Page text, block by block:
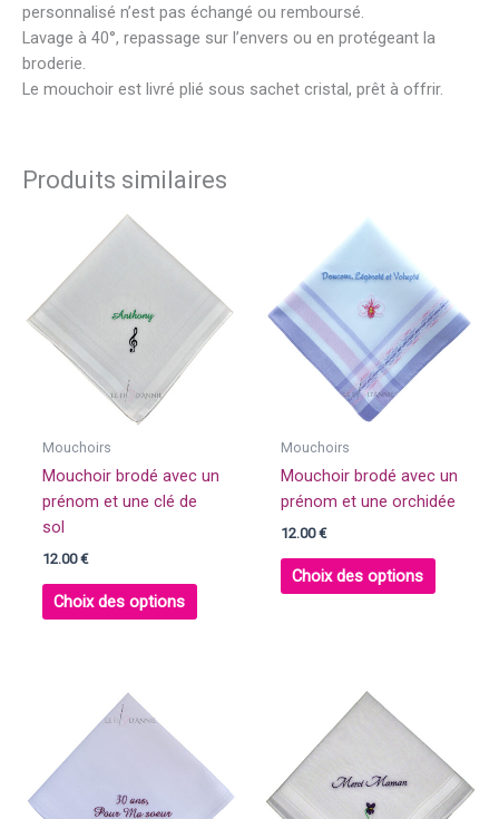
personnalisé n’est pas échangé ou remboursé.
Lavage à 40°, repassage sur l’envers ou en protégeant la
broderie.
Le mouchoir est livré plié sous sachet cristal, prêt à offrir.
Produits similaires
Mouchoirs
Mouchoir brodé avec un
prénom et une clé de
sol
12.00€
Choix des options
Mouchoirs
Mouchoir brodé avec un
prénom et une orchidée
12.00€
Choix des options